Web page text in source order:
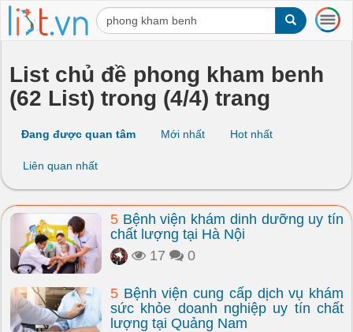
T
o
l
a
t
i
List chủ đề phong kham benh
(62 List) trong (4/4) trang
Đang được quan tâm Mới nhất Hot nhất
Liên quan nhất
5 Bệnh viện khám dinh dưỡng uy tín
chất lượng tại Hà Nội
17
0
5 Bệnh viện cung cấp dịch vụ khám
sức khỏe doanh nghiệp uy tín chất
lượng tại Quảng Nam